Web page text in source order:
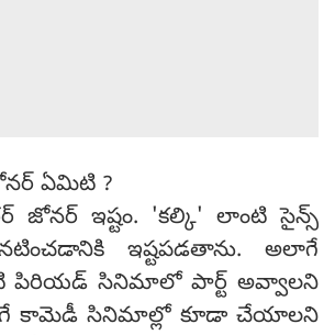
ఏమిటి ?
జోనర్ ఇష్టం. 'కల్కి' లాంటి సైన్స్
ఇష్టపడతాను. అలాగే
పిరియడ్ సినిమాలో పార్ట్ అవ్వాలని
కామెడీ సినిమాల్లో కూడా చేయాలని